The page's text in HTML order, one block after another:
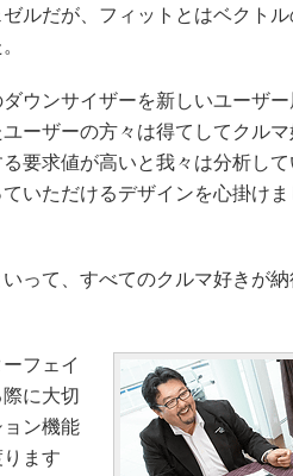
ルだが、フィットとはベクトル
ウンサイザーを新しいユーザー
ーザーの方々は得てしてクル
要求値が高いと我々は分析して
いただけるデザインを心掛けま
って、すべてのクルマ好きが納
フェイ
に大切
ン機能
ます